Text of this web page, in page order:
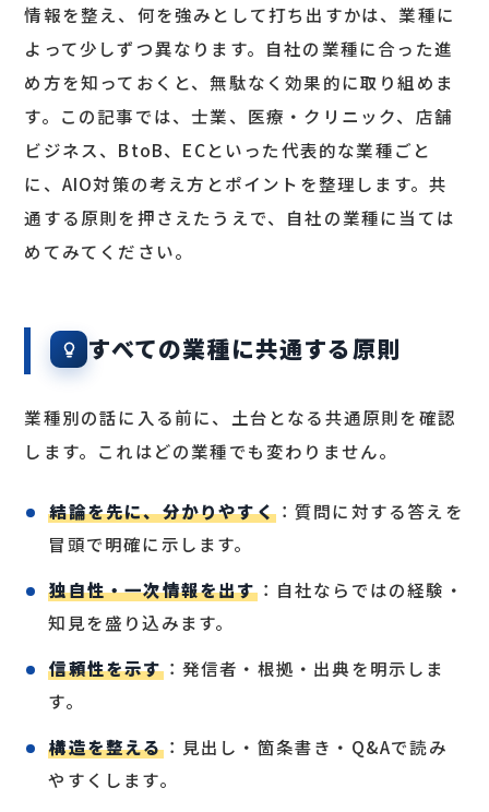
情報を整え、何を強みとして打ち出すかは、業種に
よって少しずつ異なります。自社の業種に合った進
め方を知っておくと、無駄なく効果的に取り組めま
す。この記事では、士業、医療・クリニック、店舗
ビジネス、BtoB、ECといった代表的な業種ごと
に、AIO対策の考え方とポイントを整理します。共
通する原則を押さえたうえで、自社の業種に当ては
めてみてください。
すべての業種に共通する原則
業種別の話に入る前に、土台となる共通原則を確認
します。これはどの業種でも変わりません。
結論を先に、分かりやすく：質問に対する答えを
冒頭で明確に示します。
独自性・一次情報を出す：自社ならではの経験・
知見を盛り込みます。
信頼性を示す：発信者・根拠・出典を明示しま
す。
構造を整える：見出し・箇条書き・Q&Aで読み
やすくします。